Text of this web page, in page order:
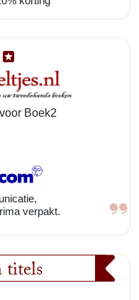
Boek2
verpakt.
titels